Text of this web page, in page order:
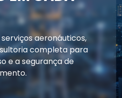
aeronáuticos,
completa para
e a segurança de